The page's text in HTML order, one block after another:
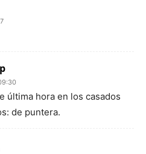
última hora en los casados
de puntera.